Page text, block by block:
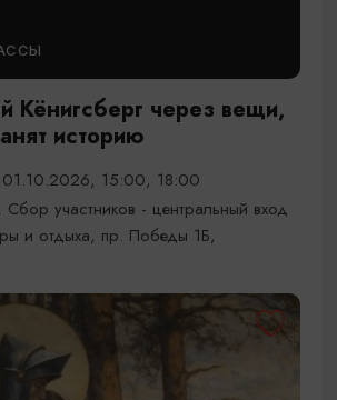
Кёнигсберг через вещи,
историю
15:00, 18:00
участников - центральный вход
и отдыха, пр. Победы 1Б,